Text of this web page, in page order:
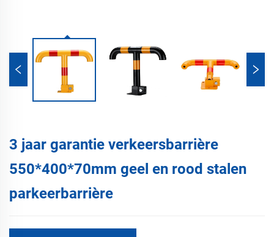
3 jaar garantie verkeersbarrière
550*400*70mm geel en rood stalen
parkeerbarrière